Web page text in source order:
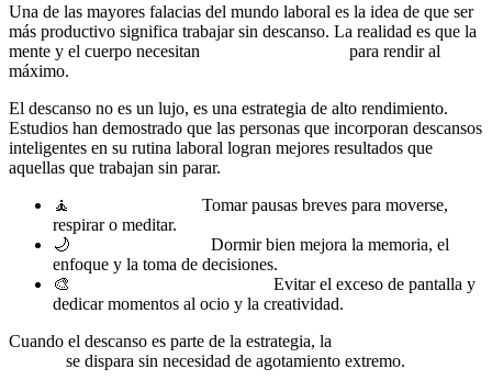
Una de las mayores falacias del mundo laboral es la idea de que ser
más productivo significa trabajar sin descanso. La realidad es que la
mente y el cuerpo necesitan
para rendir al
máximo.
El descanso no es un lujo, es una estrategia de alto rendimiento.
Estudios han demostrado que las personas que incorporan descansos
inteligentes en su rutina laboral logran mejores resultados que
aquellas que trabajan sin parar.
🧘
Tomar pausas breves para moverse,
respirar o meditar.
🌙
Dormir bien mejora la memoria, el
enfoque y la toma de decisiones.
🎨
Evitar el exceso de pantalla y
dedicar momentos al ocio y la creatividad.
Cuando el descanso es parte de la estrategia, la
se dispara sin necesidad de agotamiento extremo.